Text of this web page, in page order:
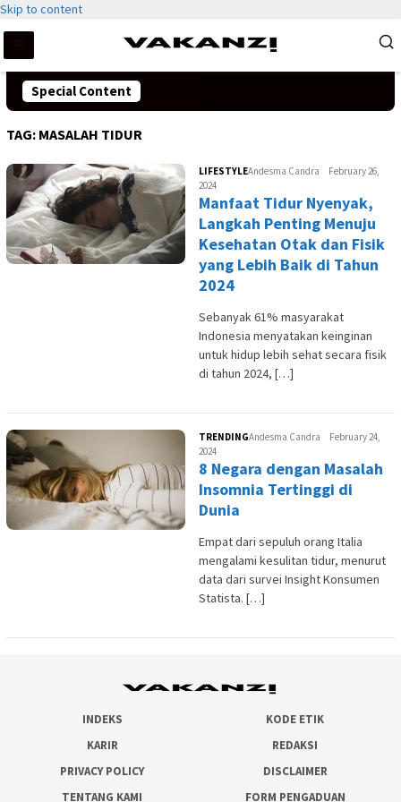
Skip to content
Special Content
TAG: MASALAH TIDUR
LIFESTYLEAndesma Candra
February 26,
2024
Manfaat Tidur Nyenyak,
Langkah Penting Menuju
Kesehatan Otak dan Fisik
yang Lebih Baik di Tahun
2024
Sebanyak 61% masyarakat
Indonesia menyatakan keinginan
untuk hidup lebih sehat secara fisik
di tahun 2024, […]
TRENDINGAndesma Candra
February 24,
2024
8 Negara dengan Masalah
Insomnia Tertinggi di
Dunia
Empat dari sepuluh orang Italia
mengalami kesulitan tidur, menurut
data dari survei Insight Konsumen
Statista. […]
INDEKS
KODE ETIK
KARIR
REDAKSI
PRIVACY POLICY
DISCLAIMER
TENTANG KAMI
FORM PENGADUAN